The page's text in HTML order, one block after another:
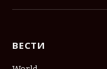
ВЕСТИ